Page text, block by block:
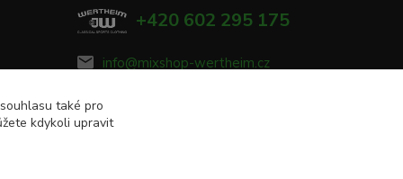
+420 602 295 175
info@mixshop-wertheim.cz
také pro
kdykoli upravit